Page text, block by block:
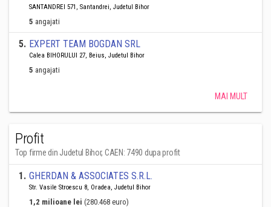
SANTANDREI 571, Santandrei, Judetul Bihor
5 angajati
5. EXPERT TEAM BOGDAN SRL
Calea BIHORULUI 27, Beius, Judetul Bihor
5 angajati
MAI MULT
Profit
Top firme din Judetul Bihor, CAEN: 7490 dupa profit
1. GHERDAN & ASSOCIATES S.R.L.
Str. Vasile Stroescu 8, Oradea, Judetul Bihor
1,2 milioane lei (280.468 euro)